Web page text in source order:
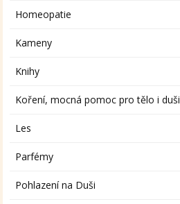
Homeopatie
Kameny
Knihy
Koření, mocná pomoc pro tělo i duši
Les
Parfémy
Pohlazení na Duši